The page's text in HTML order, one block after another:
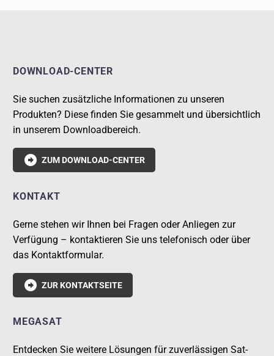
DOWNLOAD-CENTER
Sie suchen zusätzliche Informationen zu unseren
Produkten? Diese finden Sie gesammelt und übersichtlich
in unserem Downloadbereich.
 ZUM DOWNLOAD-CENTER
KONTAKT
Gerne stehen wir Ihnen bei Fragen oder Anliegen zur
Verfügung – kontaktieren Sie uns telefonisch oder über
das Kontaktformular.
 ZUR KONTAKTSEITE
MEGASAT
Entdecken Sie weitere Lösungen für zuverlässigen Sat-